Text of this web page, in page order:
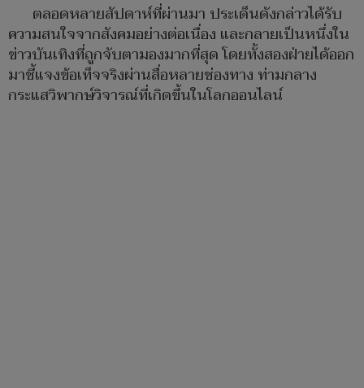
ตลอดหลายสัปดาห์ที่ผ่านมา ประเด็นดังกล่าวได้รับ
ความสนใจจากสังคมอย่างต่อเนื่อง และกลายเป็นหนึ่งใน
ข่าวบันเทิงที่ถูกจับตามองมากที่สุด โดยทั้งสองฝ่ายได้ออก
มาชี้แจงข้อเท็จจริงผ่านสื่อหลายช่องทาง ท่ามกลาง
กระแสวิพากษ์วิจารณ์ที่เกิดขึ้นในโลกออนไลน์